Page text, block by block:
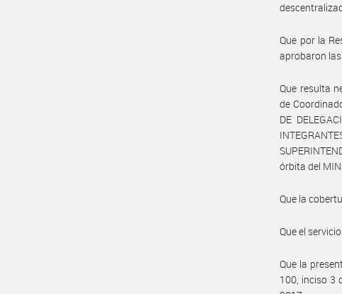
Que por la
aprobaron
Que resulta
de
DE
órbita del
Que la
Que el
Que la
100, inciso 3